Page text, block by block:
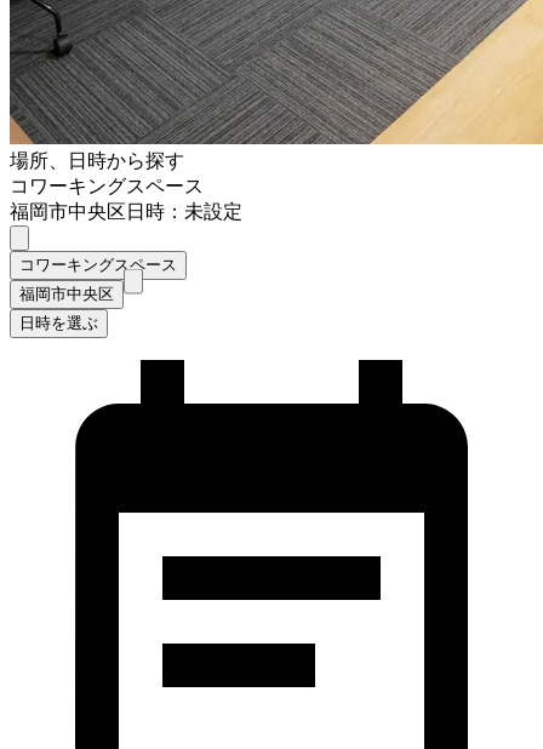
場所、日時から探す
コワーキングスペース
福岡市中央区日時：未設定
コワーキングスペース
福岡市中央区
日時を選ぶ